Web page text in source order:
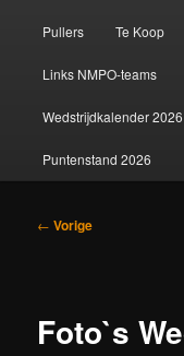
Pullers Te Koop
Links NMPO-teams
Wedstrijdkalender 2026
Puntenstand 2026
Bericht
← Vorige
Foto`s